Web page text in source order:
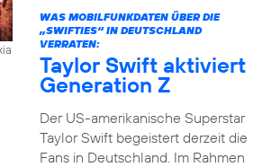
WAS MOBILFUNKDATEN ÜBER DIE
„SWIFTIES“ IN DEUTSCHLAND
VERRATEN:
Taylor Swift aktiviert
Generation Z
Der US-amerikanische Superstar
Taylor Swift begeistert derzeit die
Fans in Deutschland. Im Rahmen